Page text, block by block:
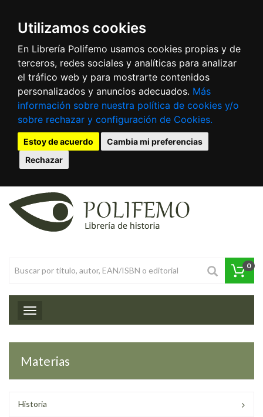
Utilizamos cookies
En Librería Polifemo usamos cookies propias y de
terceros, redes sociales y analíticas para analizar
el tráfico web y para mostrarte contenidos
personalizados y anuncios adecuados. Más
información sobre nuestra política de cookies y/o
sobre rechazar y configuración de Cookies.
Estoy de acuerdo
Cambia mi preferencias
Rechazar
0
Toggle navigation
Materias
Historia